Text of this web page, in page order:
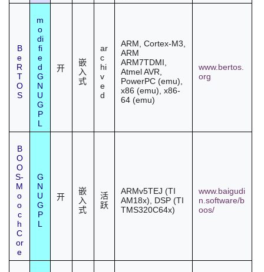
B
e
R
T
O
S
m
o
di
fi
e
d
G
N
U
G
P
L
开
嵌
入
式
ar
c
hi
v
e
d
ARM, Cortex-M3,
ARM
ARM7TDMI,
Atmel AVR,
PowerPC (emu),
x86 (emu), x86-
64 (emu)
www.bertos.
org
B
O
O
S-
M
o
o
c
h
C
or
e
G
N
U
G
P
L
开
嵌
入
式
活
跃
ARMv5TEJ (TI
AM18x), DSP (TI
TMS320C64x)
www.baigudi
n.software/b
oos/